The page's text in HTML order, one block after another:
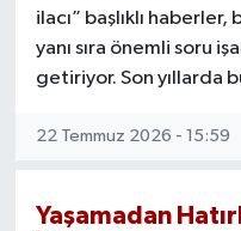
ilacı” başlıklı
yanı sıra önemli soru
getiriyor. Son yıllarda
22 Temmuz 2026 - 15:59
Yaşamadan